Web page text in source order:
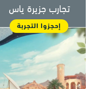
تجارب جزيرة ياس
إحجزوا التجربة